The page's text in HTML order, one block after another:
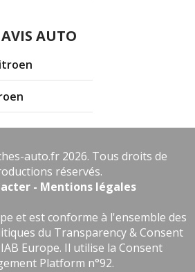
AVIS AUTO
auto.fr 2026. Tous droits de
réservés.
- Mentions légales
et est conforme à l'ensemble des
du Transparency & Consent
Europe. Il utilise la Consent
Platform n°92.